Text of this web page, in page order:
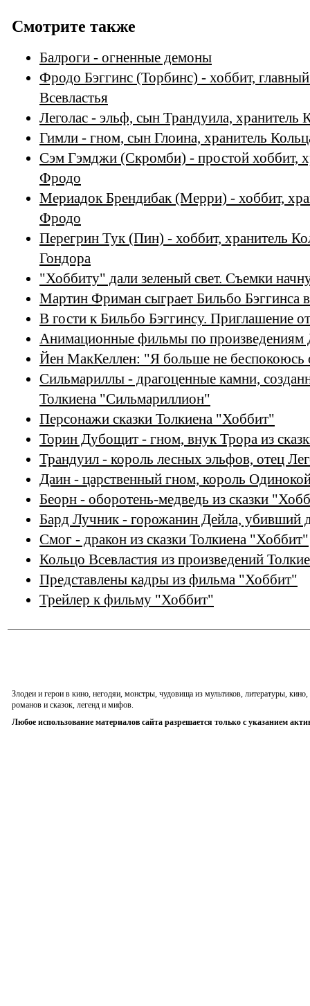
Смотрите также
Балроги - огненные демоны
Фродо Бэггинс (Торбинс) - хоббит,
Всевластья
Леголас - эльф, сын Трандуила, хранитель
Гимли - гном, сын Глоина, хранитель
Сэм Гэмджи (Скромби) - простой хоббит,
Фродо
Мериадок Брендибак (Мерри) - хоббит,
Фродо
Перегрин Тук (Пин) - хоббит, хранитель
Гондора
"Хоббиту" дали зеленый свет. Съемки
Мартин Фриман сыграет Бильбо Бэггинса
В гости к Бильбо Бэггинсу. Приглашение
Анимационные фильмы по произведениям
Йен МакКеллен: "Я больше не беспокоюсь
Сильмариллы - драгоценные камни,
Толкиена "Сильмариллион"
Персонажи сказки Толкиена "Хоббит"
Торин Дубощит - гном, внук Трора из
Трандуил - король лесных эльфов, отец
Даин - царственный гном, король
Беорн - оборотень-медведь из сказки
Бард Лучник - горожанин Дейла, убивший
Смог - дракон из сказки Толкиена "Хоббит"
Кольцо Всевластия из произведений
Представлены кадры из фильма "Хоббит"
Трейлер к фильму "Хоббит"
Злодеи и герои в кино, негодяи, монстры, чудовища из мультиков, литературы,
романов и сказок, легенд и мифов.
Любое использование материалов сайта разрешается только с указанием